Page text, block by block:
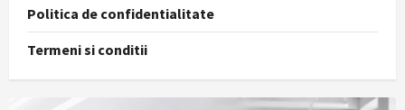
Politica de confidentialitate
Termeni si conditii